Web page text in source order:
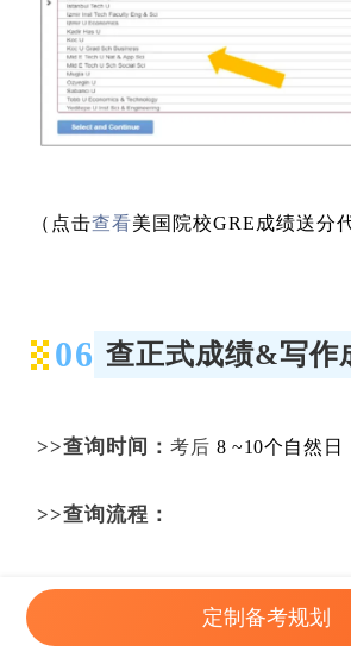
（点击查看美国院校GRE成绩送分
06 查正式成绩&写作
>>查询时间： 考后 8 ~10个自然日
>>查询流程：
第一步：直接登录中国 NEEA 的
是教育部考试中心的 GRE 中文报
定制备考规划